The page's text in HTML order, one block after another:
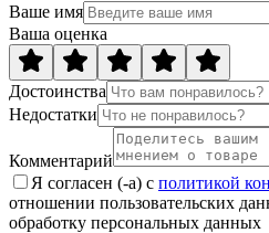
Ваше имя
Ваша оценка
Достоинства
Недостатки
Комментарий
Я согласен (-а) с политикой
отношении пользовательских
обработку персональных данных